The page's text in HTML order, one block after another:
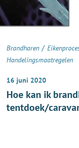
Brandharen /
Handelingsmaatregelen
16 juni 2020
Hoe kan ik
tentdoek/